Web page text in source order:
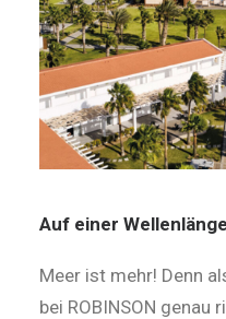
Auf einer Wellenlänge
Meer ist mehr! Denn
bei ROBINSON genau